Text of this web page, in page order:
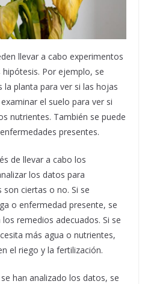
llevar a cabo experimentos
Por ejemplo, se
planta para ver si las hojas
el suelo para ver si
nutrientes. También se puede
presentes.
de llevar a cabo los
los datos para
ciertas o no. Si se
o enfermedad presente, se
remedios adecuados. Si se
más agua o nutrientes,
el riego y la fertilización.
han analizado los datos, se